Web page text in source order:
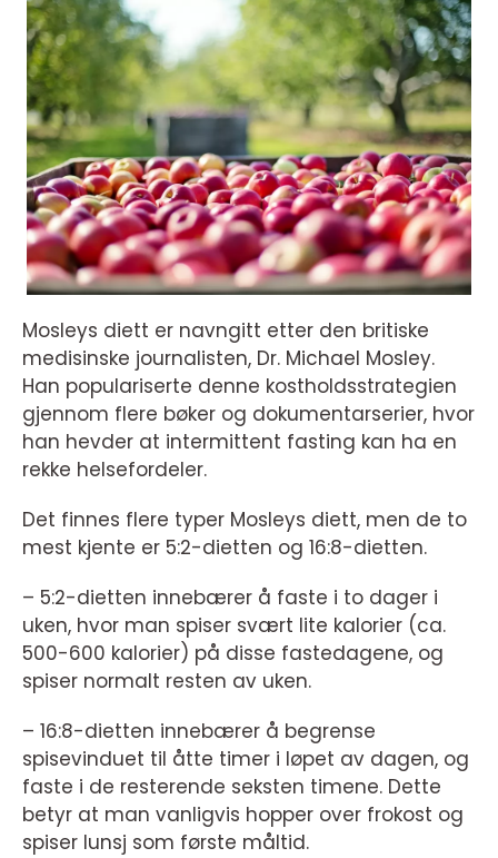
Mosleys diett er navngitt etter den britiske
medisinske journalisten, Dr. Michael Mosley.
Han populariserte denne kostholdsstrategien
gjennom flere bøker og dokumentarserier, hvor
han hevder at intermittent fasting kan ha en
rekke helsefordeler.
Det finnes flere typer Mosleys diett, men de to
mest kjente er 5:2-dietten og 16:8-dietten.
– 5:2-dietten innebærer å faste i to dager i
uken, hvor man spiser svært lite kalorier (ca.
500-600 kalorier) på disse fastedagene, og
spiser normalt resten av uken.
– 16:8-dietten innebærer å begrense
spisevinduet til åtte timer i løpet av dagen, og
faste i de resterende seksten timene. Dette
betyr at man vanligvis hopper over frokost og
spiser lunsj som første måltid.